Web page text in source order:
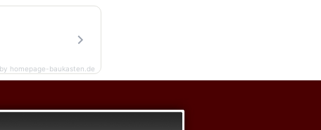
homepage-baukasten.de